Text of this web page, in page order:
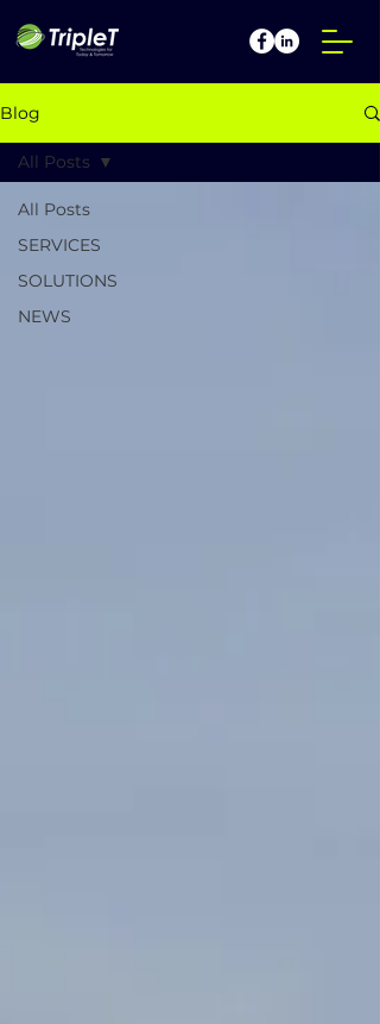
Blog
All Posts
SERVICES
SOLUTIONS
NEWS
All Posts